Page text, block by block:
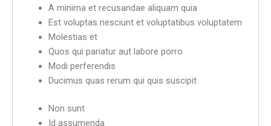
A minima et recusandae aliquam quia
Est voluptas nesciunt et voluptatibus voluptatem
Molestias et
Quos qui pariatur aut labore porro
Modi perferendis
Ducimus quas rerum qui quis suscipit
Non sunt
Id assumenda